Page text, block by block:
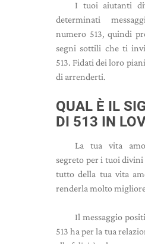
I tuoi aiutanti
determinati
numero 513, quindi
segni sottili che ti
513. Fidati dei loro
di arrenderti.
QUAL È IL
DI 513 IN
La tua vita
segreto per i tuoi
tutto della tua vita
renderla molto
Il messaggio
513 ha per la tua